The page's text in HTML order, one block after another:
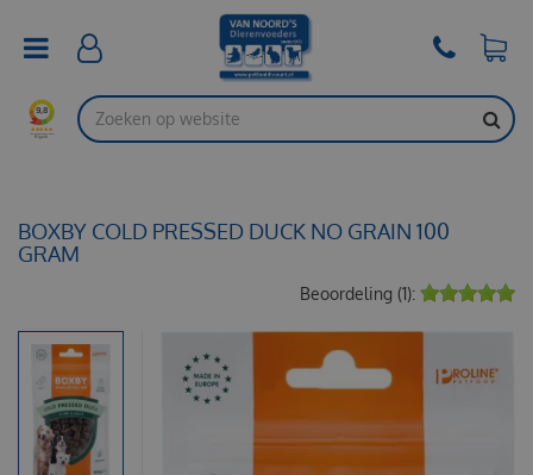
BOXBY COLD PRESSED DUCK NO GRAIN 100
GRAM
Beoordeling (1):